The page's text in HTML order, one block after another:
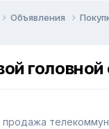
Объявления
продажа